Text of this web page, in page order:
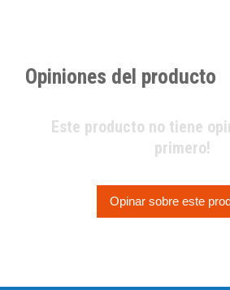
Opiniones del producto
Este producto no tiene
primero!
Opinar sobre este